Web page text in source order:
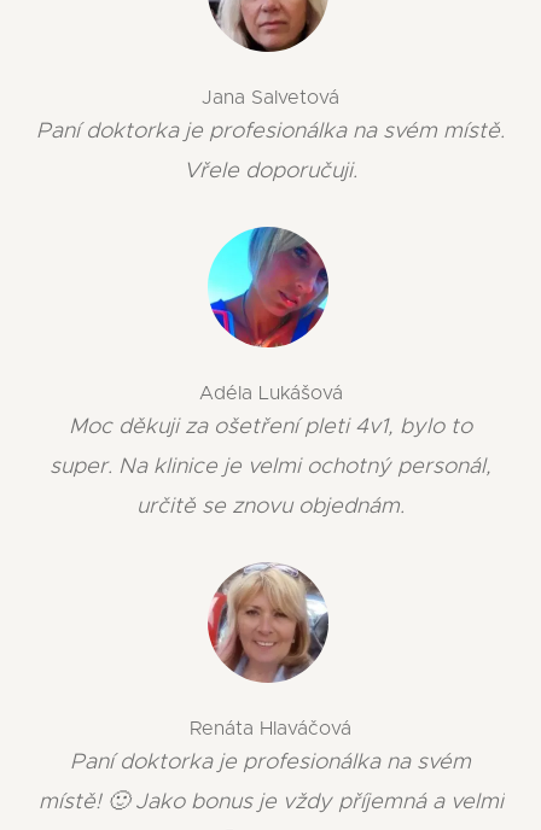
Jana Salvetová
Paní doktorka je profesionálka na svém místě.
Vřele doporučuji.
Adéla Lukášová
Moc děkuji za ošetření pleti 4v1, bylo to
super. Na klinice je velmi ochotný personál,
určitě se znovu objednám.
Renáta Hlaváčová
Paní doktorka je profesionálka na svém
místě! 🙂 Jako bonus je vždy příjemná a velmi